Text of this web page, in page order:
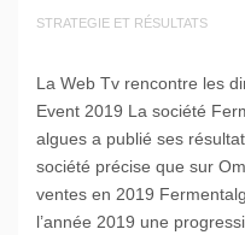
STRATEGIE ET RÉSULTATS
La Web Tv rencontre les
Event 2019 La société
algues a publié ses
société précise que sur
ventes en 2019
l’année 2019 une